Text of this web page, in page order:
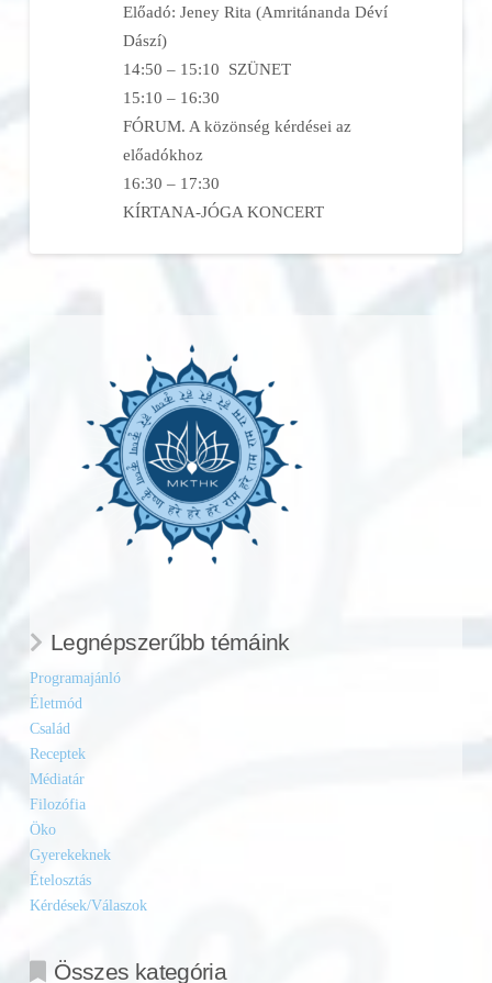
Előadó: Jeney Rita (Amritánanda Déví
Dászí)
14:50 – 15:10 SZÜNET
15:10 – 16:30
FÓRUM. A közönség kérdései az
előadókhoz
16:30 – 17:30
KÍRTANA-JÓGA KONCERT
Legnépszerűbb témáink
Programajánló
Életmód
Család
Receptek
Médiatár
Filozófia
Öko
Gyerekeknek
Ételosztás
Kérdések/Válaszok
Összes kategória